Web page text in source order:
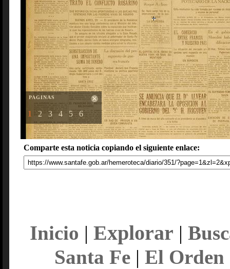
PAGINAS
1 2 3 4 5 6
Comparte esta noticia copiando el siguiente enlace:
Inicio | Explorar |
Santa Fe| El Orden